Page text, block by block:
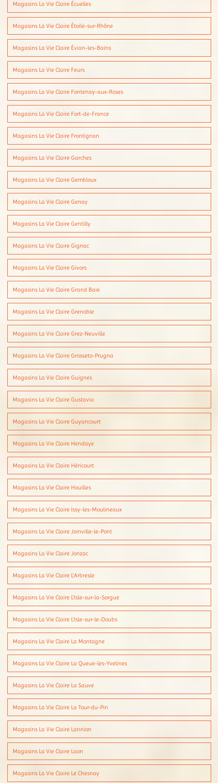
Magasins La Vie Claire Écuelles
Magasins La Vie Claire Étoile-sur-Rhône
Magasins La Vie Claire Évian-les-Bains
Magasins La Vie Claire Feurs
Magasins La Vie Claire Fontenay-aux-Roses
Magasins La Vie Claire Fort-de-France
Magasins La Vie Claire Frontignan
Magasins La Vie Claire Garches
Magasins La Vie Claire Gembloux
Magasins La Vie Claire Genay
Magasins La Vie Claire Gentilly
Magasins La Vie Claire Gignac
Magasins La Vie Claire Givors
Magasins La Vie Claire Grand Baie
Magasins La Vie Claire Grenoble
Magasins La Vie Claire Grez-Neuville
Magasins La Vie Claire Grosseto-Prugna
Magasins La Vie Claire Guignes
Magasins La Vie Claire Gustavia
Magasins La Vie Claire Guyancourt
Magasins La Vie Claire Hendaye
Magasins La Vie Claire Héricourt
Magasins La Vie Claire Houilles
Magasins La Vie Claire Issy-les-Moulineaux
Magasins La Vie Claire Joinville-le-Pont
Magasins La Vie Claire Jonzac
Magasins La Vie Claire L'Arbresle
Magasins La Vie Claire L'Isle-sur-la-Sorgue
Magasins La Vie Claire L'Isle-sur-le-Doubs
Magasins La Vie Claire La Montagne
Magasins La Vie Claire La Queue-les-Yvelines
Magasins La Vie Claire La Sauve
Magasins La Vie Claire La Tour-du-Pin
Magasins La Vie Claire Lannion
Magasins La Vie Claire Laon
Magasins La Vie Claire Le Chesnay